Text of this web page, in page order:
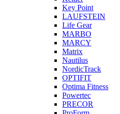
Key Point
LAUFSTEIN
Life Gear
MARBO
MARCY
Matrix
Nautilus
NordicTrack
OPTIFIT
Optima Fitness
Powertec
PRECOR